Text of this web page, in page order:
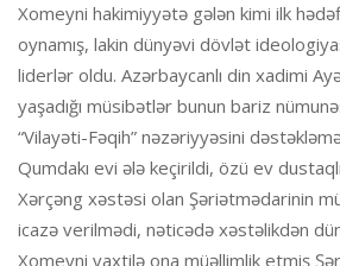
Xomeyni hakimiyyətə gələn kimi ilk
oynamış, lakin dünyəvi dövlət
liderlər oldu. Azərbaycanlı din xadimi
yaşadığı müsibətlər bunun bariz
“Vilayəti-Fəqih” nəzəriyyəsini
Qumdakı evi ələ keçirildi, özü ev
Xərçəng xəstəsi olan Şəriətmədarinin
icazə verilmədi, nəticədə xəstəlikdən
Xomeyni vaxtilə ona müəllimlik etmiş